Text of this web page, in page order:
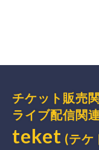
チケット販売
ライブ配信関
teket (テケ